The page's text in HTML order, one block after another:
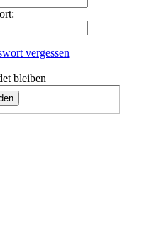
vergessen
bleiben